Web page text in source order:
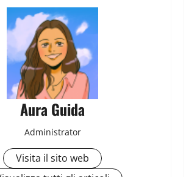
Aura Guida
Administrator
Visita il sito web